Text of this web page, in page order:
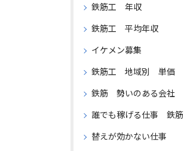
鉄筋工 年収
鉄筋工 平均年収
イケメン募集
鉄筋工 地域別 単価
鉄筋 勢いのある会社
誰でも稼げる仕事 鉄筋
替えが効かない仕事